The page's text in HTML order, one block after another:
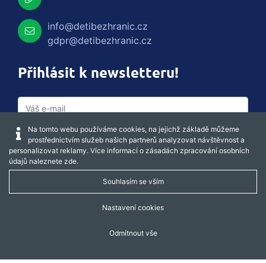
info@detibezhranic.cz
gdpr@detibezhranic.cz
Přihlásit k newsletteru!
Captcha obnovit
Na tomto webu používáme cookies, na jejichž základě můžeme
prostřednictvím služeb našich partnerů analyzovat návštěvnost a
personalizovat reklamy. Více informací o zásadách zpracování osobních
údajů naleznete zde.
Souhlasím se vším
Nastavení cookies
Odmítnout vše